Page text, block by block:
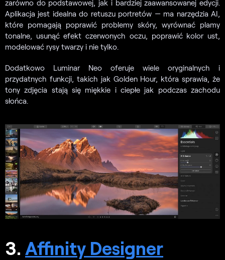
zarówno do podstawowej, jak i bardziej zaawansowanej edycji.
Aplikacja jest idealna do retuszu portretów — ma narzędzia AI,
które pomagają poprawić problemy skóry, wyrównać plamy
tonalne, usunąć efekt czerwonych oczu, poprawić kolor ust,
modelować rysy twarzy i nie tylko.
Dodatkowo Luminar Neo oferuje wiele oryginalnych i
przydatnych funkcji, takich jak Golden Hour, która sprawia, że
tony zdjęcia stają się miękkie i ciepłe jak podczas zachodu
słońca.
3. Affinity Designer